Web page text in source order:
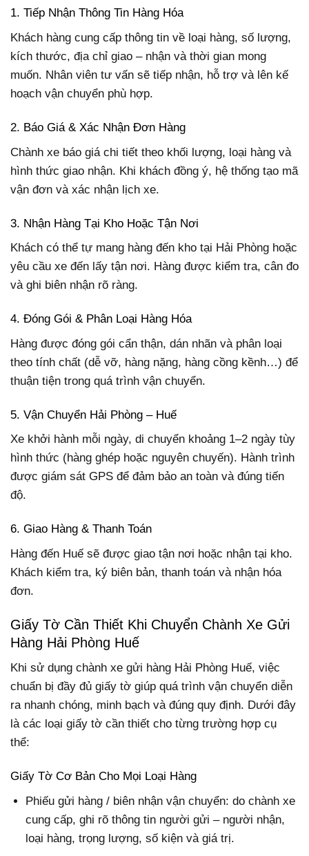
1. Tiếp Nhận Thông Tin Hàng Hóa
Khách hàng cung cấp thông tin về loại hàng, số lượng,
kích thước, địa chỉ giao – nhận và thời gian mong
muốn. Nhân viên tư vấn sẽ tiếp nhận, hỗ trợ và lên kế
hoạch vận chuyển phù hợp.
2. Báo Giá & Xác Nhận Đơn Hàng
Chành xe báo giá chi tiết theo khối lượng, loại hàng và
hình thức giao nhận. Khi khách đồng ý, hệ thống tạo mã
vận đơn và xác nhận lịch xe.
3. Nhận Hàng Tại Kho Hoặc Tận Nơi
Khách có thể tự mang hàng đến kho tại Hải Phòng hoặc
yêu cầu xe đến lấy tận nơi. Hàng được kiểm tra, cân đo
và ghi biên nhận rõ ràng.
4. Đóng Gói & Phân Loại Hàng Hóa
Hàng được đóng gói cẩn thận, dán nhãn và phân loại
theo tính chất (dễ vỡ, hàng nặng, hàng cồng kềnh…) để
thuận tiện trong quá trình vận chuyển.
5. Vận Chuyển Hải Phòng – Huế
Xe khởi hành mỗi ngày, di chuyển khoảng 1–2 ngày tùy
hình thức (hàng ghép hoặc nguyên chuyến). Hành trình
được giám sát GPS để đảm bảo an toàn và đúng tiến
độ.
6. Giao Hàng & Thanh Toán
Hàng đến Huế sẽ được giao tận nơi hoặc nhận tại kho.
Khách kiểm tra, ký biên bản, thanh toán và nhận hóa
đơn.
Giấy Tờ Cần Thiết Khi Chuyển Chành Xe Gửi
Hàng Hải Phòng Huế
Khi sử dụng chành xe gửi hàng Hải Phòng Huế, việc
chuẩn bị đầy đủ giấy tờ giúp quá trình vận chuyển diễn
ra nhanh chóng, minh bạch và đúng quy định. Dưới đây
là các loại giấy tờ cần thiết cho từng trường hợp cụ
thể:
Giấy Tờ Cơ Bản Cho Mọi Loại Hàng
Phiếu gửi hàng / biên nhận vận chuyển: do chành xe
cung cấp, ghi rõ thông tin người gửi – người nhận,
loại hàng, trọng lượng, số kiện và giá trị.